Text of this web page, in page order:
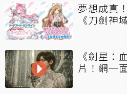
夢想成真
《刀劍神
《劍星：
片！網一